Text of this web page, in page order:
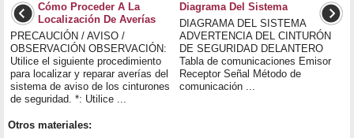
Cómo Proceder A La
Localización De Averías
PRECAUCIÓN / AVISO /
OBSERVACIÓN OBSERVACIÓN:
Utilice el siguiente procedimiento
para localizar y reparar averías del
sistema de aviso de los cinturones
de seguridad. *: Utilice ...
Diagrama Del Sistema
DIAGRAMA DEL SISTEMA
ADVERTENCIA DEL CINTURÓN
DE SEGURIDAD DELANTERO
Tabla de comunicaciones Emisor
Receptor Señal Método de
comunicación ...
Otros materiales: